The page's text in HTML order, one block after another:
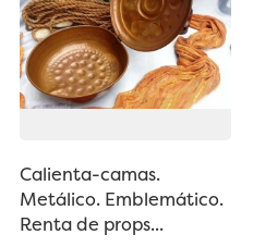
Calienta-camas.
Metálico. Emblemático.
Renta de props...